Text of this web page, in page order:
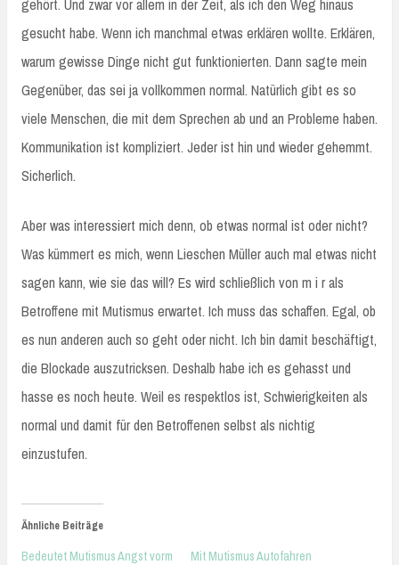
gehört. Und zwar vor allem in der Zeit, als ich den Weg hinaus
gesucht habe. Wenn ich manchmal etwas erklären wollte. Erklären,
warum gewisse Dinge nicht gut funktionierten. Dann sagte mein
Gegenüber, das sei ja vollkommen normal. Natürlich gibt es so
viele Menschen, die mit dem Sprechen ab und an Probleme haben.
Kommunikation ist kompliziert. Jeder ist hin und wieder gehemmt.
Sicherlich.
Aber was interessiert mich denn, ob etwas normal ist oder nicht?
Was kümmert es mich, wenn Lieschen Müller auch mal etwas nicht
sagen kann, wie sie das will? Es wird schließlich von m i r als
Betroffene mit Mutismus erwartet. Ich muss das schaffen. Egal, ob
es nun anderen auch so geht oder nicht. Ich bin damit beschäftigt,
die Blockade auszutricksen. Deshalb habe ich es gehasst und
hasse es noch heute. Weil es respektlos ist, Schwierigkeiten als
normal und damit für den Betroffenen selbst als nichtig
einzustufen.
Ähnliche Beiträge
Bedeutet Mutismus Angst vorm
Mit Mutismus Autofahren